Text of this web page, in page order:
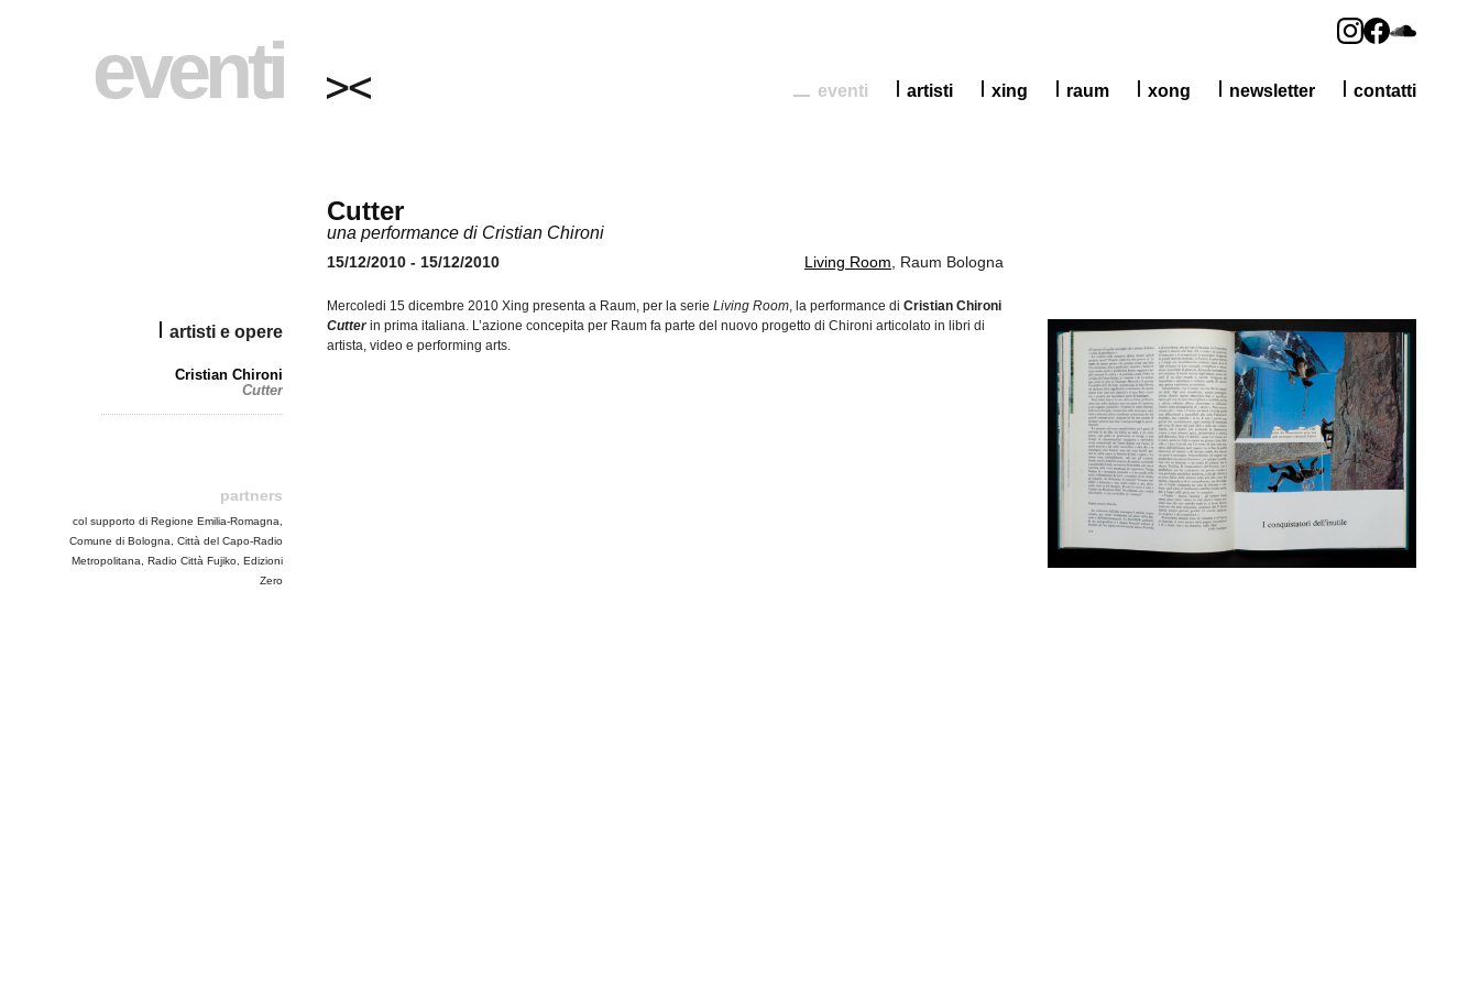
eventi contatti
newsletter
xong
raum
xing
artisti
eventi
artisti e opere
Cristian Chironi
Cutter
partners
col supporto di Regione Emilia-Romagna,
Comune di Bologna, Città del Capo-Radio
Metropolitana, Radio Città Fujiko, Edizioni
Zero
Cutter
una performance di Cristian Chironi
15/12/2010 - 15/12/2010 Living Room , Raum Bologna
Mercoledi 15 dicembre 2010 Xing presenta a Raum, per la serie Living Room, la performance di Cristian Chironi
Cutterin prima italiana. L’azione concepita per Raum fa parte del nuovo progetto di Chironi articolato in libri di
artista, video e performing arts.